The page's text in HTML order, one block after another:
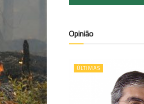
Opinião
ÚLTIMAS